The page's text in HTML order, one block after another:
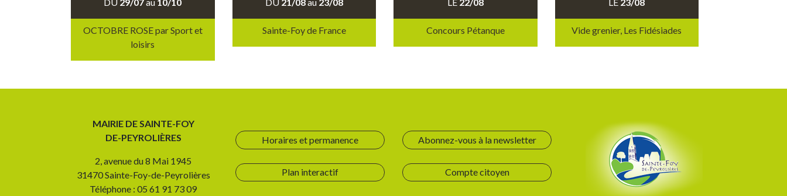
OCTOBRE ROSE par Sport et
loisirs
Sainte-Foy de France Concours Pétanque Vide grenier, Les Fidésiades
MAIRIE DE SAINTE-FOY
DE-PEYROLIÈRES
2, avenue du 8 Mai 1945
31470 Sainte-Foy-de-Peyrolières
Téléphone : 05 61 91 73 09
Horaires et permanence
Plan interactif
Abonnez-vous à la newsletter
Compte citoyen